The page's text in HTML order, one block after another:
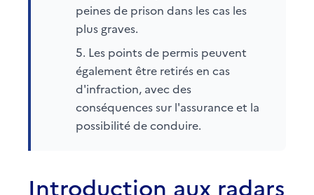
peines de prison dans les cas les
plus graves.
Les points de permis peuvent
également être retirés en cas
d'infraction, avec des
conséquences sur l'assurance et la
possibilité de conduire.
Introduction aux radars